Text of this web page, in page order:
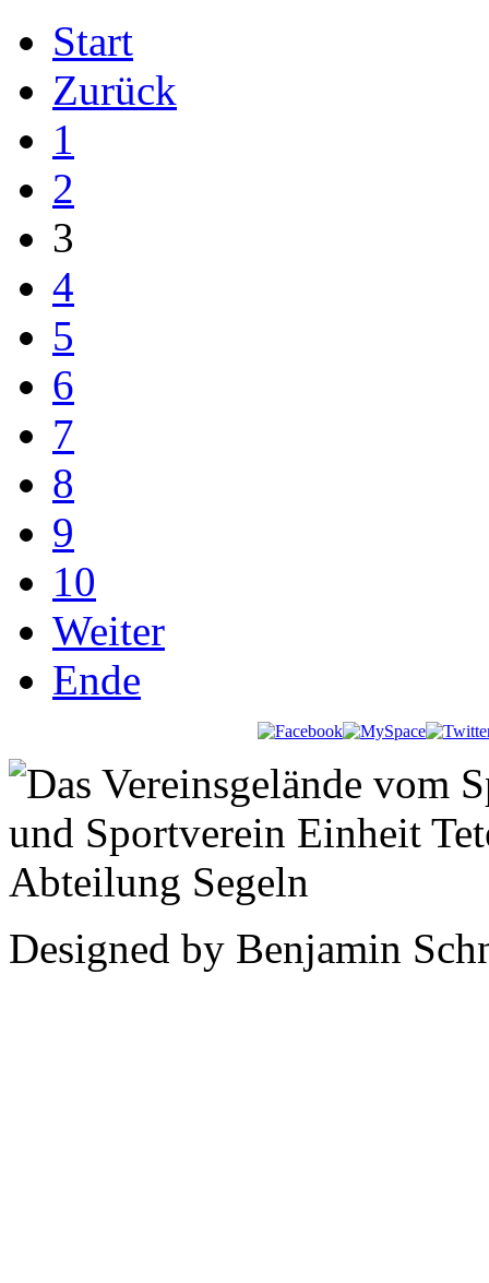
Start
Zurück
1
2
3
4
5
6
7
8
9
10
Weiter
Ende
Designed by Benjamin